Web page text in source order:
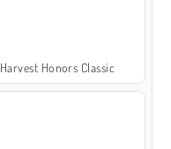
Harvest Honors Classic